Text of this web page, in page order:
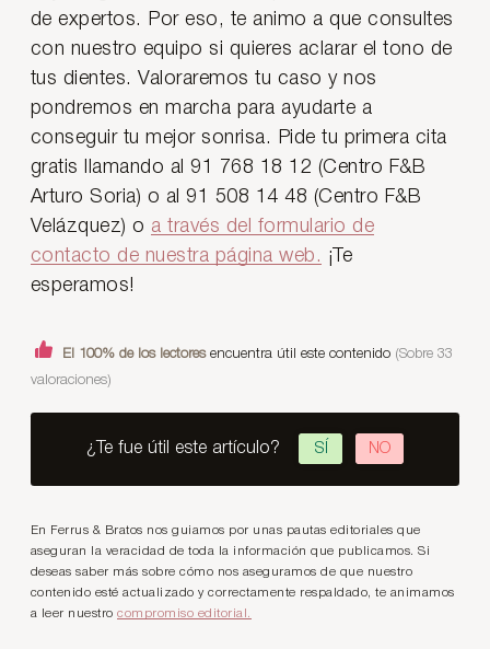
de expertos. Por eso, te animo a que consultes
con nuestro equipo si quieres aclarar el tono de
tus dientes. Valoraremos tu caso y nos
pondremos en marcha para ayudarte a
conseguir tu mejor sonrisa. Pide tu primera cita
gratis llamando al 91 768 18 12 (Centro F&B
Arturo Soria) o al 91 508 14 48 (Centro F&B
Velázquez) o a través del formulario de
contacto de nuestra página web. ¡Te
esperamos!
El 100% de los lectoresencuentra útil este contenido (Sobre 33
valoraciones)
¿Te fue útil este artículo? SÍ NO
En Ferrus & Bratos nos guiamos por unas pautas editoriales que
aseguran la veracidad de toda la información que publicamos. Si
deseas saber más sobre cómo nos aseguramos de que nuestro
contenido esté actualizado y correctamente respaldado, te animamos
a leer nuestrocompromiso editorial.